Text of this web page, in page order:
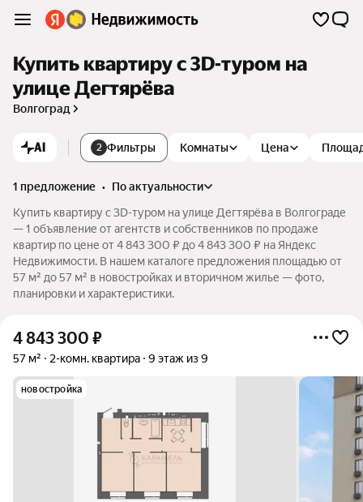
Купить квартиру c 3D-туром на
улице Дегтярёва
Волгоград
AI 2 Фильтры Комнаты Цена
1 предложение •
по актуальности
Купить квартиру c 3D-туром на улице Дегтярёва в Волгограде
— 1 объявление от агентств и собственников по продаже
квартир по цене от 4 843 300 ₽ до 4 843 300 ₽ на Яндекс
Недвижимости. В нашем каталоге предложения площадью от
57 м² до 57 м² в новостройках и вторичном жилье — фото,
планировки и характеристики.
4 843 300 ₽
57 м² 2-комн. квартира 9 этаж из 9
новостройка